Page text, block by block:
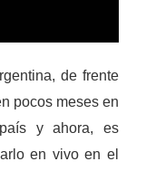
de frente
pocos meses en
y ahora, es
en vivo en el